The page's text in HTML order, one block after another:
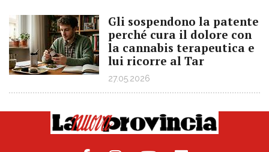
Gli sospendono la patente
perché cura il dolore con
la cannabis terapeutica e
lui ricorre al Tar
27.05.2026